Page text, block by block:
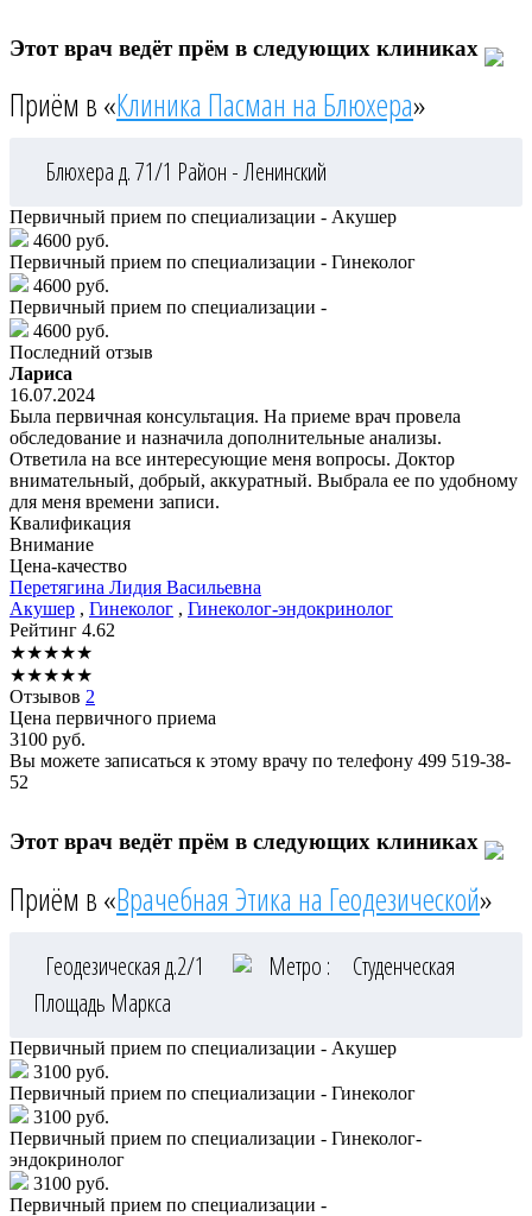
Этот врач ведёт прём в следующих клиниках
Приём в «Клиника Пасман на Блюхера»
Блюхера д. 71/1 Район - Ленинский
Первичный прием по специализации - Акушер
4600 руб.
Первичный прием по специализации - Гинеколог
4600 руб.
Первичный прием по специализации -
4600 руб.
Последний отзыв
Лариса
16.07.2024
Была первичная консультация. На приеме врач провела
обследование и назначила дополнительные анализы.
Ответила на все интересующие меня вопросы. Доктор
внимательный, добрый, аккуратный. Выбрала ее по удобному
для меня времени записи.
Квалификация
Внимание
Цена-качество
Перетягина Лидия Васильевна
Акушер , Гинеколог , Гинеколог-эндокринолог
Рейтинг 4.62
★★★★★
★★★★★
Отзывов 2
Цена первичного приема
3100 руб.
Вы можете записаться к этому врачу по телефону 499 519-38-
52
Этот врач ведёт прём в следующих клиниках
Приём в «Врачебная Этика на Геодезической»
Геодезическая д.2/1 Метро :
Студенческая
Площадь Маркса
Первичный прием по специализации - Акушер
3100 руб.
Первичный прием по специализации - Гинеколог
3100 руб.
Первичный прием по специализации - Гинеколог-
эндокринолог
3100 руб.
Первичный прием по специализации -